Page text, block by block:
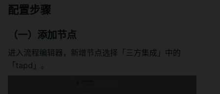
配置步骤
（一）添加节点
进入流程编辑器，新增节点选择「三方集成」中的
「tapd」。